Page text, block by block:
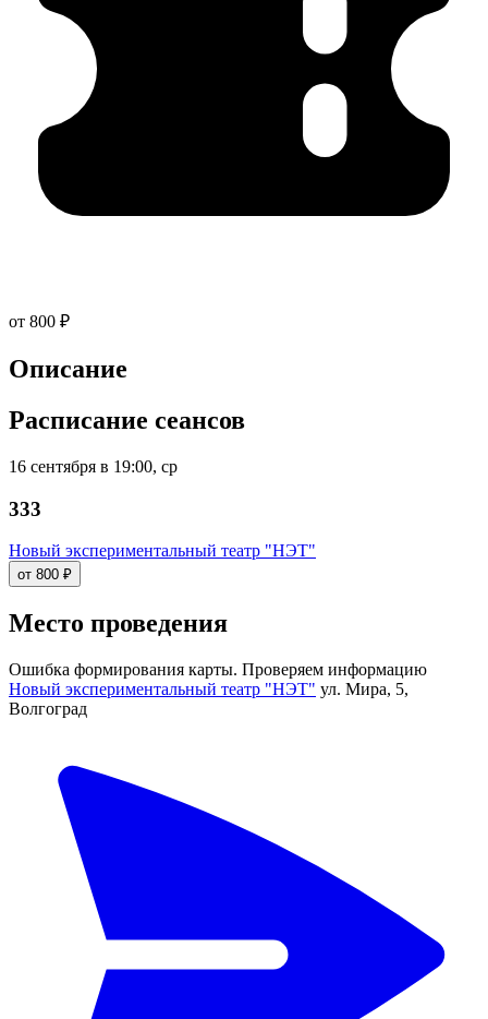
от 800 ₽
Описание
Расписание сеансов
16 сентября в 19:00, ср
333
Новый экспериментальный театр "НЭТ"
от 800 ₽
Место проведения
Ошибка формирования карты. Проверяем информацию
Новый экспериментальный театр "НЭТ" ул. Мира, 5,
Волгоград